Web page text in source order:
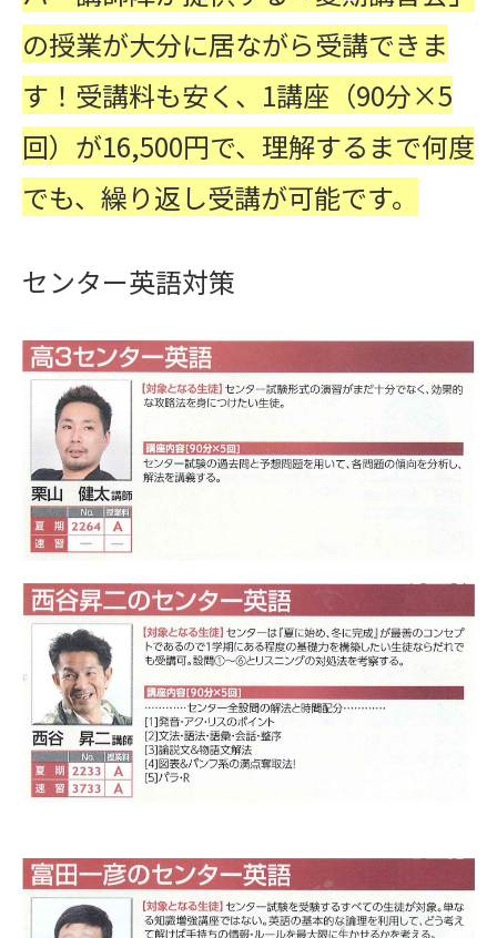
の授業が大分に居ながら受講できま
す！受講料も安く、1講座（90分×5
回）が16,500円で、理解するまで何度
でも、繰り返し受講が可能です。
センター英語対策